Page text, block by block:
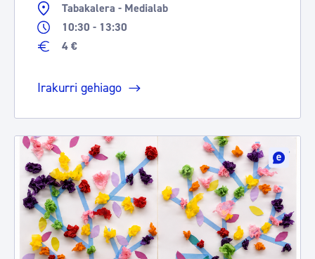
Tabakalera - Medialab
10:30 - 13:30
4 €
Irakurri gehiago